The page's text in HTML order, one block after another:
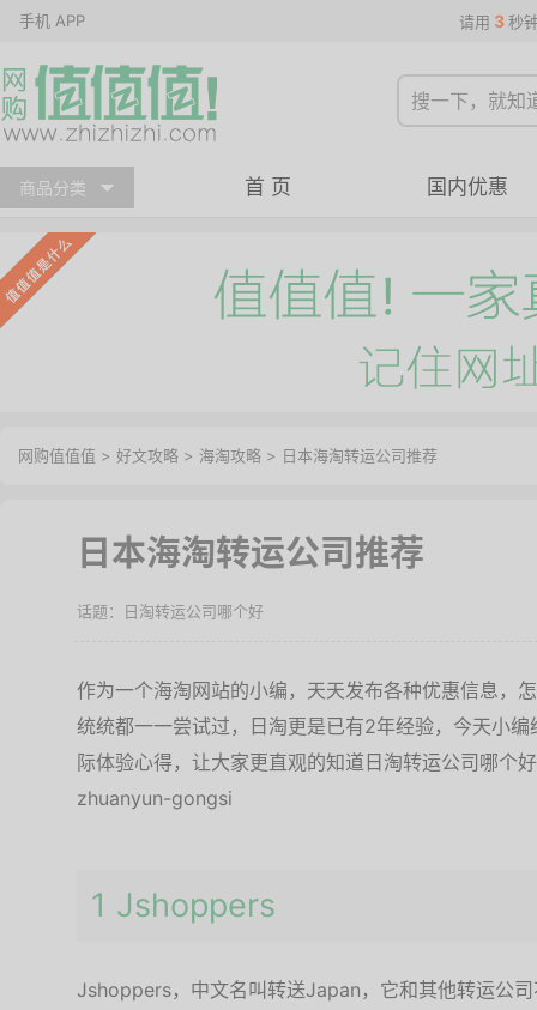
手机 APP 请用 3 秒
商品分类 首 页 国内优惠
网购值值值 > 好文攻略 > 海淘攻略 > 日本海淘转运公司推荐
日本海淘转运公司推荐
日淘转运公司哪个好
作为一个海淘网站的小编，天天发布各种优惠信息，
统统都一一尝试过，日淘更是已有2年经验，今天小
际体验心得，让大家更直观的知道日淘转运公司哪
zhuanyun-gongsi
1 Jshoppers
Jshoppers，中文名叫转送Japan，它和其他转运公